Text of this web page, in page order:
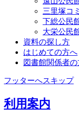
三里塚コ
下総公民
大栄公民
資料の探し方
はじめての方へ
図書館関係者
フッターへスキップ
利用案内